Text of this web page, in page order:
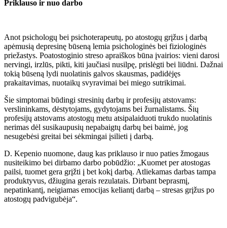
Priklauso ir nuo darbo
Anot psichologų bei psichoterapeutų, po atostogų grįžus į darbą
apėmusią depresinę būseną lemia psichologinės bei fiziologinės
priežastys. Poatostoginio streso apraiškos būna įvairios: vieni darosi
nervingi, irzlūs, pikti, kiti jaučiasi nusilpę, prislėgti bei liūdni. Dažnai
tokią būseną lydi nuolatinis galvos skausmas, padidėjęs
prakaitavimas, nuotaikų svyravimai bei miego sutrikimai.
Šie simptomai būdingi stresinių darbų ir profesijų atstovams:
verslininkams, dėstytojams, gydytojams bei žurnalistams. Šių
profesijų atstovams atostogų metu atsipalaiduoti trukdo nuolatinis
nerimas dėl susikaupusių nepabaigtų darbų bei baimė, jog
nesugebėsi greitai bei sėkmingai įsilieti į darbą.
D. Kepenio nuomone, daug kas priklauso ir nuo paties žmogaus
nusiteikimo bei dirbamo darbo pobūdžio: „Kuomet per atostogas
pailsi, tuomet gera grįžti į bet kokį darbą. Atliekamas darbas tampa
produktyvus, džiugina gerais rezulatais. Dirbant beprasmį,
nepatinkantį, neigiamas emocijas keliantį darbą – stresas grįžus po
atostogų padvigubėja“.